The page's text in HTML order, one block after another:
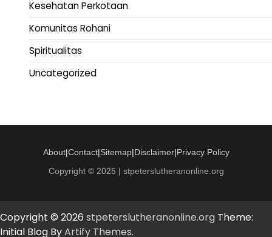
Kesehatan Perkotaan
Komunitas Rohani
Spiritualitas
Uncategorized
About|Contact|Sitemap|Disclaimer|Privacy Policy
Copyright © 2025 | stpeterslutheranonline.org
Copyright © 2026 stpeterslutheranonline.org Theme:
Initial Blog ByArtify Themes.